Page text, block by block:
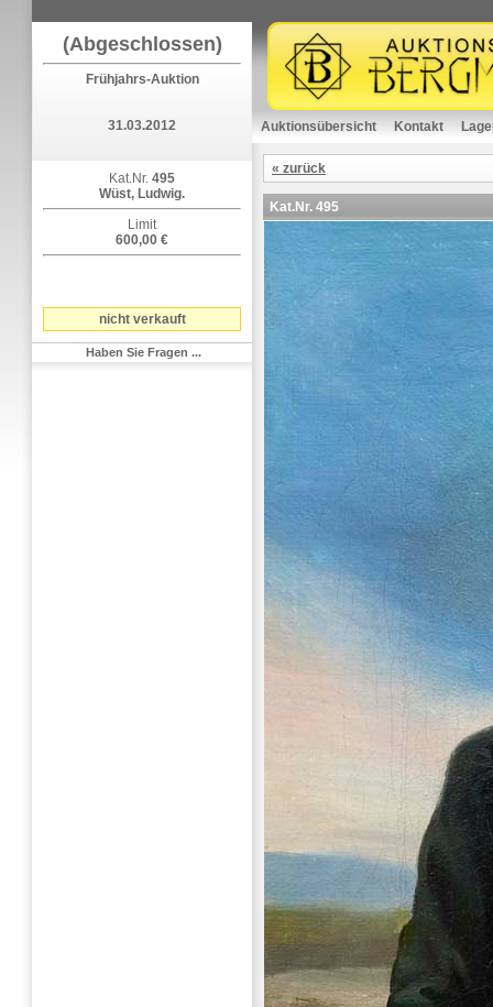
(Abgeschlossen)
Frühjahrs-Auktion
31.03.2012
Kat.Nr. 495
Wüst, Ludwig.
Limit
600,00 €
nicht verkauft
Haben Sie Fragen ...
Auktionsübersicht Kontakt
« zurück
Kat.Nr. 495